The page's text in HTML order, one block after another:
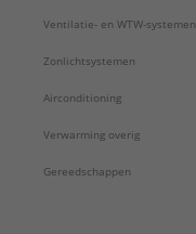
Ventilatie- en WTW-systemen
Zonlichtsystemen
Airconditioning
Verwarming overig
Gereedschappen